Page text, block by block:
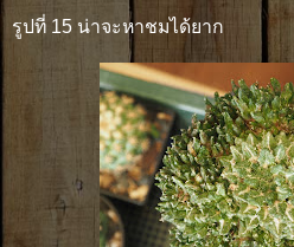
รูปที่ 15 น่าจะหาชมได้ยาก